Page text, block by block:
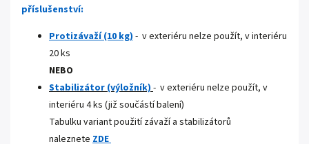
příslušenství:
Protizávaží (10 kg)- v exteriéru nelze použít, v interiéru
20 ks
NEBO
Stabilizátor(výložník)- v exteriéru nelze použít, v
interiéru 4 ks (již součástí balení)
Tabulku variant použití závaží a stabilizátorů
naleznete ZDE